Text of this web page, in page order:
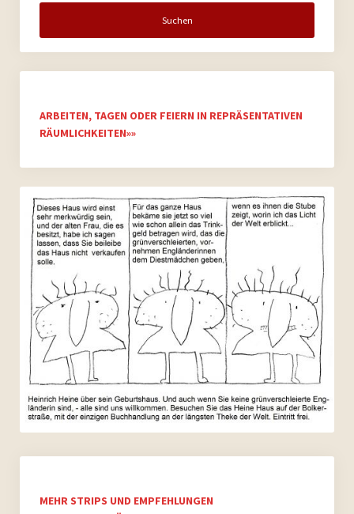
ARBEITEN, TAGEN ODER FEIERN IN REPRÄSENTATIVEN
RÄUMLICHKEITEN»»
MEHR STRIPS UND EMPFEHLUNGEN